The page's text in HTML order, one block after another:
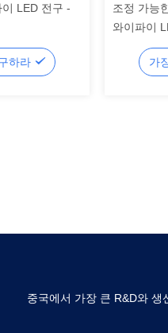
LED 전구 -
하라
조정 가능
와이파이
가
중국에서 가장 큰 R&D와 생